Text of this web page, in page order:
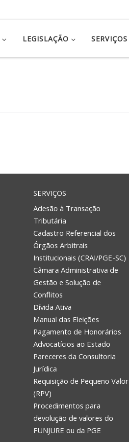
LEGISLAÇÃO SERVIÇOS
SERVIÇOS
Adesão à Transação
Tributária
Cadastro Referencial dos
Órgãos Arbitrais
Institucionais (CRAI/PGE-SC)
Câmara Administrativa de
Gestão e Solução de
Conflitos
Dívida Ativa
Manual das Eleições
Pagamento de Honorários
Advocatícios ao Estado
Pareceres da Consultoria
Jurídica
Requisição de Pequeno Valor
(RPV)
Procedimentos para
devolução de valores do
FUNJURE ou da PGE